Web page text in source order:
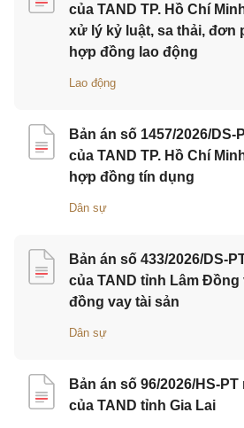
của TAND TP. Hồ Chí
xử lý kỷ luật, sa thải,
hợp đồng lao động
Lao động
Bản án số 1457/2026/DS-
của TAND TP. Hồ Chí
hợp đồng tín dụng
Dân sự
Bản án số 433/2026/DS-
của TAND tỉnh Lâm
đồng vay tài sản
Dân sự
Bản án số 96/2026/HS-
của TAND tỉnh Gia Lai